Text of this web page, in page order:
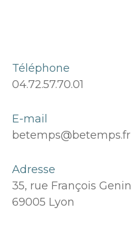
Téléphone
04.72.57.70.01
E-mail
betemps@betemps.fr
Adresse
35, rue François Genin
69005 Lyon